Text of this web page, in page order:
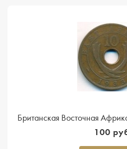
Британская Восточная
100